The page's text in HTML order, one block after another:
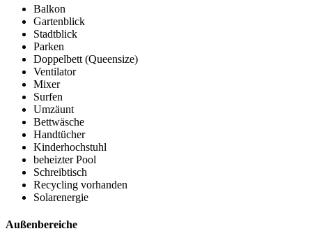
Balkon
Gartenblick
Stadtblick
Parken
Doppelbett (Queensize)
Ventilator
Mixer
Surfen
Umzäunt
Bettwäsche
Handtücher
Kinderhochstuhl
beheizter Pool
Schreibtisch
Recycling vorhanden
Solarenergie
Außenbereiche